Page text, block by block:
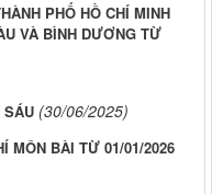
PHỐ HỒ CHÍ MINH
VÀ BÌNH DƯƠNG TỪ
SÁU (30/06/2025)
MÔN BÀI TỪ 01/01/2026